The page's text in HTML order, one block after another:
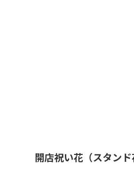
開店祝い花（スタン